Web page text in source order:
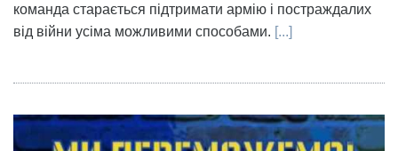
команда старається підтримати армію і постраждалих
від війни усіма можливими способами. [...]